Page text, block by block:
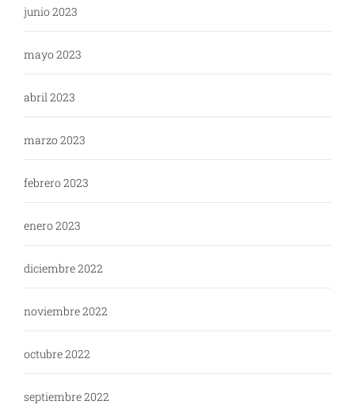
junio 2023
mayo 2023
abril 2023
marzo 2023
febrero 2023
enero 2023
diciembre 2022
noviembre 2022
octubre 2022
septiembre 2022